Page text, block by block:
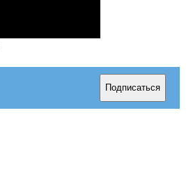
Подписаться